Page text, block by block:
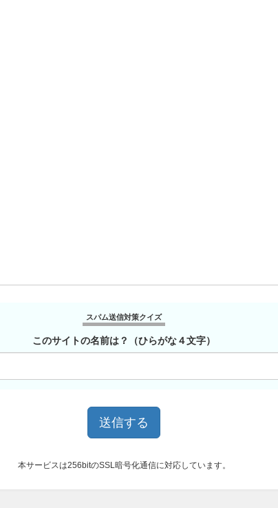
スパム送信対策クイズ
このサイトの名前は？（ひらがな４文字）
本サービスは256bitのSSL暗号化通信に対応しています。